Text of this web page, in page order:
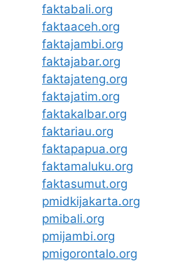
faktabali.org
faktaaceh.org
faktajambi.org
faktajabar.org
faktajateng.org
faktajatim.org
faktakalbar.org
faktariau.org
faktapapua.org
faktamaluku.org
faktasumut.org
pmidkijakarta.org
pmibali.org
pmijambi.org
pmigorontalo.org